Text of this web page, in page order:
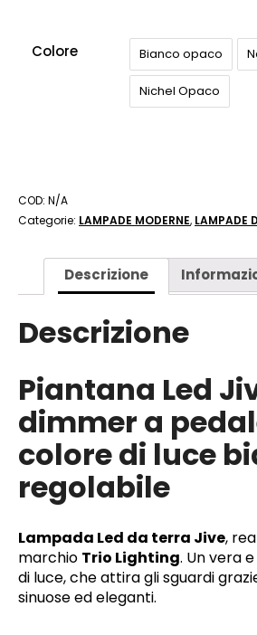
Colore Bianco opaco
Nichel Opaco
COD: N/A
Categorie: LAMPADE MODERNE, LAMPADE
Descrizione
Descrizione
Piantana Led
dimmer a
colore di luce
regolabile
Lampada Led da terra Jive,
marchio Trio Lighting. Un vera
di luce, che attira gli sguardi
sinuose ed eleganti.